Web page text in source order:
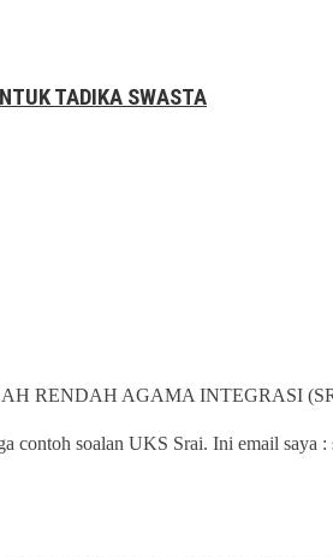
TADIKA SWASTA
RENDAH AGAMA INTEGRASI
contoh soalan UKS Srai. Ini email